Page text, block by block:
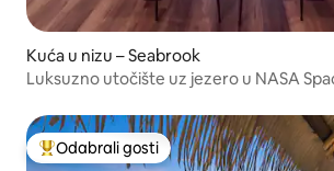
Kuća u nizu – Seabrook
Luksuzno utočište uz jezero u NASA
Među najviše rangiranima s oznakom
Odabrali gosti